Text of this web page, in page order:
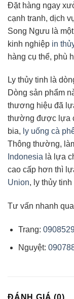
Đặt hàng ngay
cạnh tranh, dịch
Song Ngưu là
kinh nghiệp in
hàng cụ thể, phù
Ly thủy tinh là
Dòng sản phẩm
thương hiệu đã
thường được lựa
bia, ly uống cà
Thông thường,
Indonesia là lựa
cao cấp hơn thì
Union, ly thủy
Tư vấn nhanh
Trang:
Nguyệt: